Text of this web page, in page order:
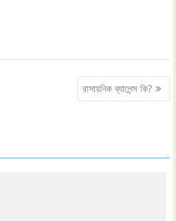
রাসায়নিক ব্যালেন্স কি?